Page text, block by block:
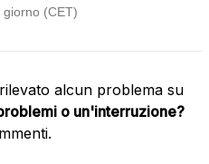
alcun problema su
o un'interruzione?